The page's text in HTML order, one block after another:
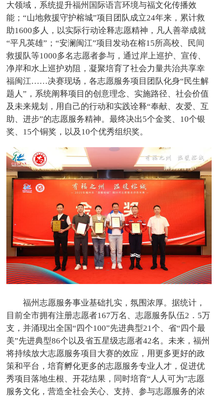
大领域，系统提升福州国际语言环境与福文化传播效
能；“山地救援守护榕城”项目团队成立24年来，累计救
助1600多人，以实际行动诠释志愿精神，凡人善举成就
“平凡英雄”；“安澜闽江”项目发动在榕15所高校、民间
救援队等1000多名志愿者参与，通过岸上巡护、宣传、
净岸和水上巡护劝阻，凝聚培育了社会力量共治共享幸
福闽江……决赛现场，各志愿服务项目团队化身“民生解
题人”，系统阐释项目的创意理念、实施路径、社会价值
及未来规划，用自己的行动和实践诠释“奉献、友爱、互
助、进步”的志愿服务精神。最终决出5个金奖、10个银
奖、15个铜奖，以及10个优秀组织奖。
福州志愿服务事业基础扎实，氛围浓厚。据统计，
目前全市拥有注册志愿者167万名、志愿服务队伍2．5万
支，并涌现出全国“四个100”先进典型21个、省“四个最
美”先进典型86个以及省五星级志愿者42名。未来，福州
将持续放大志愿服务项目大赛的效应，用更多更好的政
策和平台，培育孵化更多的志愿服务专业人才，促进优
秀项目落地生根、开花结果，同时培育“人人可为”志愿
服务文化，营造全社会关心、支持、参与志愿服务的浓